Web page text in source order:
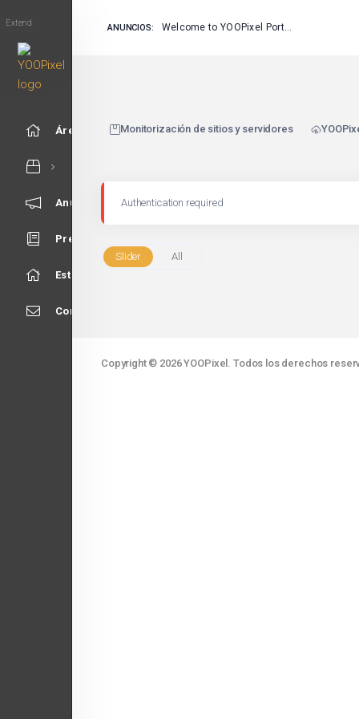
ANUNCIOS: Welcome to YOOPixel Portal
Extend
Área de Clientes
Anuncios
Preguntas Frecuentes - FAQ
Estado de la Red
Contáctenos
Monitorización de sitios y servidores
Authentication required
Slider All
Copyright © 2026 YOOPixel. Todos los derechos